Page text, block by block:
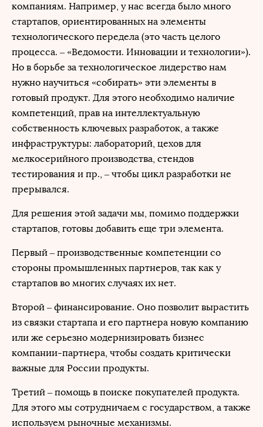
компаниям. Например, у нас всегда было много
стартапов, ориентированных на элементы
технологического передела (это часть целого
процесса. – «Ведомости. Инновации и технологии»).
Но в борьбе за технологическое лидерство нам
нужно научиться «собирать» эти элементы в
готовый продукт. Для этого необходимо наличие
компетенций, прав на интеллектуальную
собственность ключевых разработок, а также
инфраструктуры: лабораторий, цехов для
мелкосерийного производства, стендов
тестирования и пр., – чтобы цикл разработки не
прерывался.
Для решения этой задачи мы, помимо поддержки
стартапов, готовы добавить еще три элемента.
Первый – производственные компетенции со
стороны промышленных партнеров, так как у
стартапов во многих случаях их нет.
Второй – финансирование. Оно позволит вырастить
из связки стартапа и его партнера новую компанию
или же серьезно модернизировать бизнес
компании-партнера, чтобы создать критически
важные для России продукты.
Третий ‒ помощь в поиске покупателей продукта.
Для этого мы сотрудничаем с государством, а также
используем рыночные механизмы.